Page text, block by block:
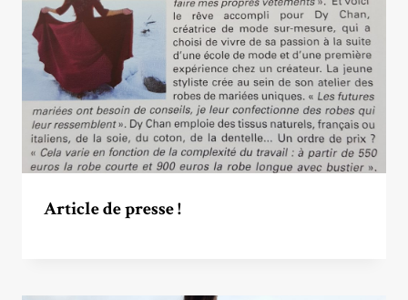
Article de presse !